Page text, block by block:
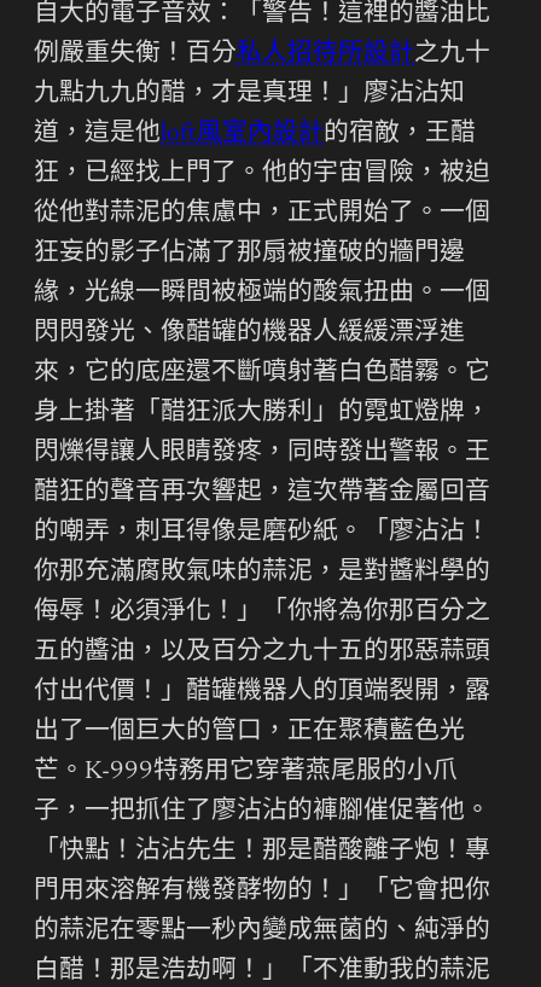
自大的電子音效：「警告！這裡的醬油比
例嚴重失衡！百分私人招待所設計之九十
九點九九的醋，才是真理！」廖沾沾知
道，這是他loft風室內設計的宿敵，王醋
狂，已經找上門了。他的宇宙冒險，被迫
從他對蒜泥的焦慮中，正式開始了。一個
狂妄的影子佔滿了那扇被撞破的牆門邊
緣，光線一瞬間被極端的酸氣扭曲。一個
閃閃發光、像醋罐的機器人緩緩漂浮進
來，它的底座還不斷噴射著白色醋霧。它
身上掛著「醋狂派大勝利」的霓虹燈牌，
閃爍得讓人眼睛發疼，同時發出警報。王
醋狂的聲音再次響起，這次帶著金屬回音
的嘲弄，刺耳得像是磨砂紙。「廖沾沾！
你那充滿腐敗氣味的蒜泥，是對醬料學的
侮辱！必須淨化！」「你將為你那百分之
五的醬油，以及百分之九十五的邪惡蒜頭
付出代價！」醋罐機器人的頂端裂開，露
出了一個巨大的管口，正在聚積藍色光
芒。K-999特務用它穿著燕尾服的小爪
子，一把抓住了廖沾沾的褲腳催促著他。
「快點！沾沾先生！那是醋酸離子炮！專
門用來溶解有機發酵物的！」「它會把你
的蒜泥在零點一秒內變成無菌的、純淨的
白醋！那是浩劫啊！」「不准動我的蒜泥